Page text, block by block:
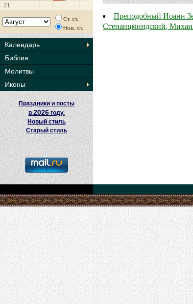
31
Ст. ст.
Нов. ст.
Календарь
Библия
Молитвы
Иконы
Праздники и посты
в2026 году.
Новый стиль
Старый стиль
Преподобный Иоанн
Степанцминдский,